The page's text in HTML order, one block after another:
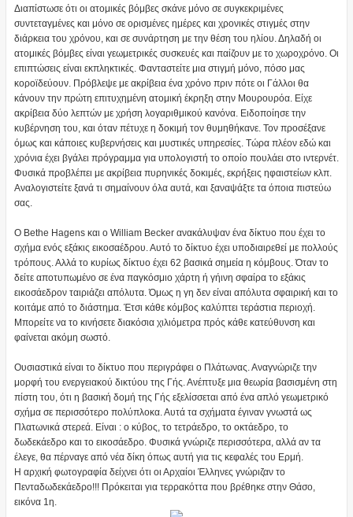
Διαπίστωσε ότι οι ατομικές βόμβες σκάνε μόνο σε συγκεκριμένες
συντεταγμένες και μόνο σε ορισμένες ημέρες και χρονικές στιγμές στην
διάρκεια του χρόνου, και σε συνάρτηση με την θέση του ηλίου. Δηλαδή οι
ατομικές βόμβες είναι γεωμετρικές συσκευές και παίζουν με το χωροχρόνο. Οι
επιπτώσεις είναι εκπληκτικές. Φανταστείτε μια στιγμή μόνο, πόσο μας
κοροϊδεύουν. Πρόβλεψε με ακρίβεια ένα χρόνο πριν πότε οι Γάλλοι θα
κάνουν την πρώτη επιτυχημένη ατομική έκρηξη στην Μουρουρόα. Είχε
ακρίβεια δύο λεπτών με χρήση λογαριθμικού κανόνα. Ειδοποίησε την
κυβέρνηση του, και όταν πέτυχε η δοκιμή τον θυμηθήκανε. Τον προσέξανε
όμως και κάποιες κυβερνήσεις και μυστικές υπηρεσίες. Τώρα πλέον εδώ και
χρόνια έχει βγάλει πρόγραμμα για υπολογιστή το οποίο πουλάει στο ιντερνέτ.
Φυσικά προβλέπει με ακρίβεια πυρηνικές δοκιμές, εκρήξεις ηφαιστείων κλπ.
Αναλογιστείτε ξανά τι σημαίνουν όλα αυτά, και ξαναψάξτε τα όποια πιστεύω
σας.
Ο Bethe Hagens και ο William Becker ανακάλυψαν ένα δίκτυο που έχει το
σχήμα ενός εξάκις εικοσαέδρου. Αυτό το δίκτυο έχει υποδιαιρεθεί με πολλούς
τρόπους. Αλλά το κυρίως δίκτυο έχει 62 βασικά σημεία η κόμβους. Όταν το
δείτε αποτυπωμένο σε ένα παγκόσμιο χάρτη ή γήινη σφαίρα το εξάκις
εικοσάεδρον ταιριάζει απόλυτα. Όμως η γη δεν είναι απόλυτα σφαιρική και το
κοιτάμε από το διάστημα. Έτσι κάθε κόμβος καλύπτει τεράστια περιοχή.
Μπορείτε να το κινήσετε διακόσια χιλιόμετρα πρός κάθε κατεύθυνση και
φαίνεται ακόμη σωστό.
Ουσιαστικά είναι το δίκτυο που περιγράφει ο Πλάτωνας. Αναγνώριζε την
μορφή του ενεργειακού δικτύου της Γής. Ανέπτυξε μια θεωρία βασισμένη στη
πίστη του, ότι η βασική δομή της Γής εξελίσσεται από ένα απλό γεωμετρικό
σχήμα σε περισσότερο πολύπλοκα. Αυτά τα σχήματα έγιναν γνωστά ως
Πλατωνικά στερεά. Είναι : ο κύβος, το τετράεδρο, το οκτάεδρο, το
δωδεκάεδρο και το εικοσάεδρο. Φυσικά γνώριζε περισσότερα, αλλά αν τα
έλεγε, θα πέρναγε από νέα δίκη όπως αυτή για τις κεφαλές του Ερμή.
Η αρχική φωτογραφία δείχνει ότι οι Αρχαίοι Έλληνες γνώριζαν το
Πενταδωδεκάεδρο!!! Πρόκειται για τερρακόττα που βρέθηκε στην Θάσο,
εικόνα 1η.